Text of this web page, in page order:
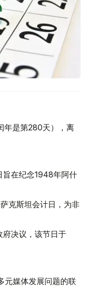
年是第280天），离
旨在纪念1948年阿什
克斯坦会计日，为非
决议，该节日于
元媒体发展问题的联